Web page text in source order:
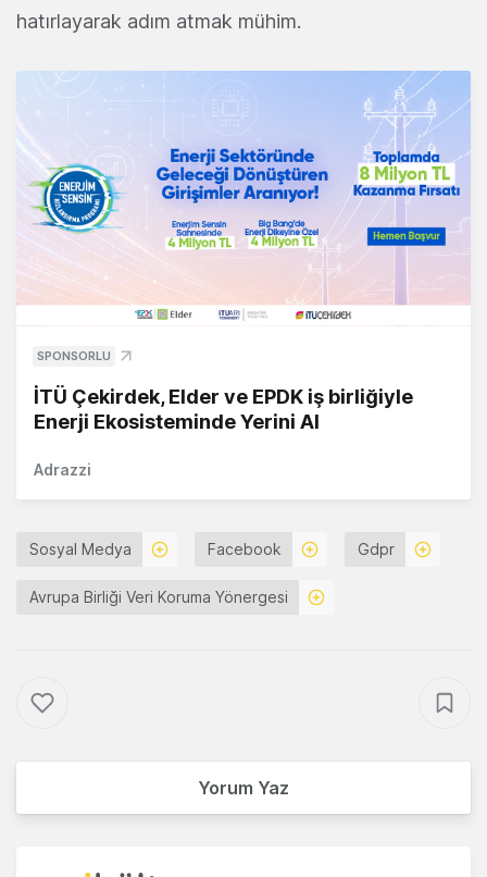
hatırlayarak adım atmak mühim.
SPONSORLU
İTÜ Çekirdek, Elder ve EPDK iş birliğiyle
Enerji Ekosisteminde Yerini Al
Adrazzi
Sosyal Medya Facebook Gdpr
Avrupa Birliği Veri Koruma Yönergesi
Yorum Yaz